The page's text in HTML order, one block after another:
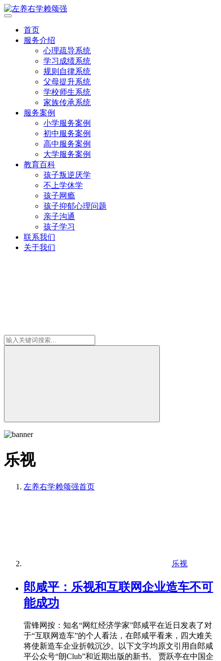
首页
服务介绍
心理疏导系统
学习成绩系统
规则自律系统
父母提升系统
学校师生系统
家族传承系统
服务案例
小学服务案例
初中服务案例
高中服务案例
大学服务案例
教育百科
孩子叛逆厌学
不上学休学
孩子网瘾
孩子抑郁心理问题
亲子沟通
孩子学习
联系我们
关于我们
乐视
左养右学赖颂强首页
乐视
郎咸平：乐视和互联网企业造车不可
能成功
雷锋网按：知名“网红经济学家”郎咸平在近日发表了对
于“互联网造车”的个人看法，在郎咸平看来，四大难关
将使新造车企业折戟沉沙。以下文字均原文引用自郎咸
平公众号“朗Club”和近期出版的新书。 贾跃亭在中国企